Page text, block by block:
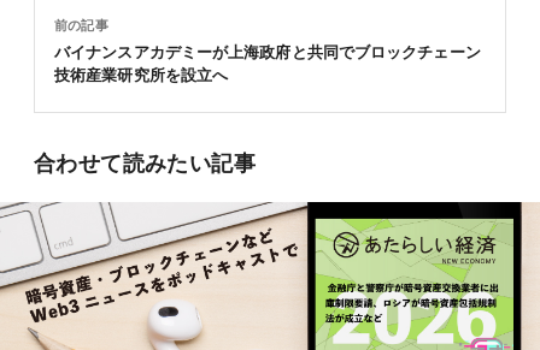
前の記事
バイナンスアカデミーが上海政府と共同でブロックチェーン
技術産業研究所を設立へ
合わせて読みたい記事